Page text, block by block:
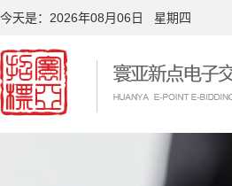
今天是： 2026年08月06日 星期四